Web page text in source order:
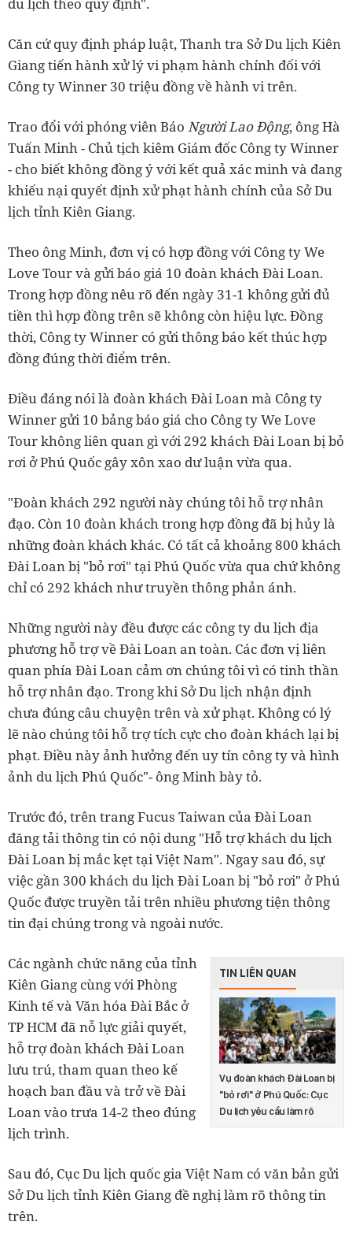
du lịch theo quy định".
Căn cứ quy định pháp luật, Thanh tra Sở Du lịch Kiên
Giang tiến hành xử lý vi phạm hành chính đối với
Công ty Winner 30 triệu đồng về hành vi trên.
Trao đổi với phóng viên Báo Người Lao Động, ông Hà
Tuấn Minh - Chủ tịch kiêm Giám đốc Công ty Winner
- cho biết không đồng ý với kết quả xác minh và đang
khiếu nại quyết định xử phạt hành chính của Sở Du
lịch tỉnh Kiên Giang.
Theo ông Minh, đơn vị có hợp đồng với Công ty We
Love Tour và gửi báo giá 10 đoàn khách Đài Loan.
Trong hợp đồng nêu rõ đến ngày 31-1 không gửi đủ
tiền thì hợp đồng trên sẽ không còn hiệu lực. Đồng
thời, Công ty Winner có gửi thông báo kết thúc hợp
đồng đúng thời điểm trên.
Điều đáng nói là đoàn khách Đài Loan mà Công ty
Winner gửi 10 bảng báo giá cho Công ty We Love
Tour không liên quan gì với 292 khách Đài Loan bị bỏ
rơi ở Phú Quốc gây xôn xao dư luận vừa qua.
"Đoàn khách 292 người này chúng tôi hỗ trợ nhân
đạo. Còn 10 đoàn khách trong hợp đồng đã bị hủy là
những đoàn khách khác. Có tất cả khoảng 800 khách
Đài Loan bị "bỏ rơi" tại Phú Quốc vừa qua chứ không
chỉ có 292 khách như truyền thông phản ánh.
Những người này đều được các công ty du lịch địa
phương hỗ trợ về Đài Loan an toàn. Các đơn vị liên
quan phía Đài Loan cảm ơn chúng tôi vì có tinh thần
hỗ trợ nhân đạo. Trong khi Sở Du lịch nhận định
chưa đúng câu chuyện trên và xử phạt. Không có lý
lẽ nào chúng tôi hỗ trợ tích cực cho đoàn khách lại bị
phạt. Điều này ảnh hưởng đến uy tín công ty và hình
ảnh du lịch Phú Quốc"- ông Minh bày tỏ.
Trước đó, trên trang Fucus Taiwan của Đài Loan
đăng tải thông tin có nội dung "Hỗ trợ khách du lịch
Đài Loan bị mắc kẹt tại Việt Nam". Ngay sau đó, sự
việc gần 300 khách du lịch Đài Loan bị "bỏ rơi" ở Phú
Quốc được truyền tải trên nhiều phương tiện thông
tin đại chúng trong và ngoài nước.
TIN LIÊN QUAN
Vụ đoàn khách Đài Loan bị
"bỏ rơi" ở Phú Quốc: Cục
Du lịch yêu cầu làm rõ
Các ngành chức năng của tỉnh
Kiên Giang cùng với Phòng
Kinh tế và Văn hóa Đài Bắc ở
TP HCM đã nỗ lực giải quyết,
hỗ trợ đoàn khách Đài Loan
lưu trú, tham quan theo kế
hoạch ban đầu và trở về Đài
Loan vào trưa 14-2 theo đúng
lịch trình.
Sau đó, Cục Du lịch quốc gia Việt Nam có văn bản gửi
Sở Du lịch tỉnh Kiên Giang đề nghị làm rõ thông tin
trên.